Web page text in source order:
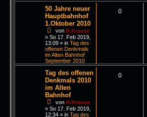
50 Jahre neuer
Hauptbahnhof
1.Oktober 2010
von H.Krause
» So 17. Feb 2019,
13:09 » in Tag des
offenen Denkmals
im Alten Bahnhof
September 2010
0
Tag des offenen
Denkmals 2010
im Alten
Bahnhof
von H.Krause
» So 17. Feb 2019,
12:34 » in Tag des
0